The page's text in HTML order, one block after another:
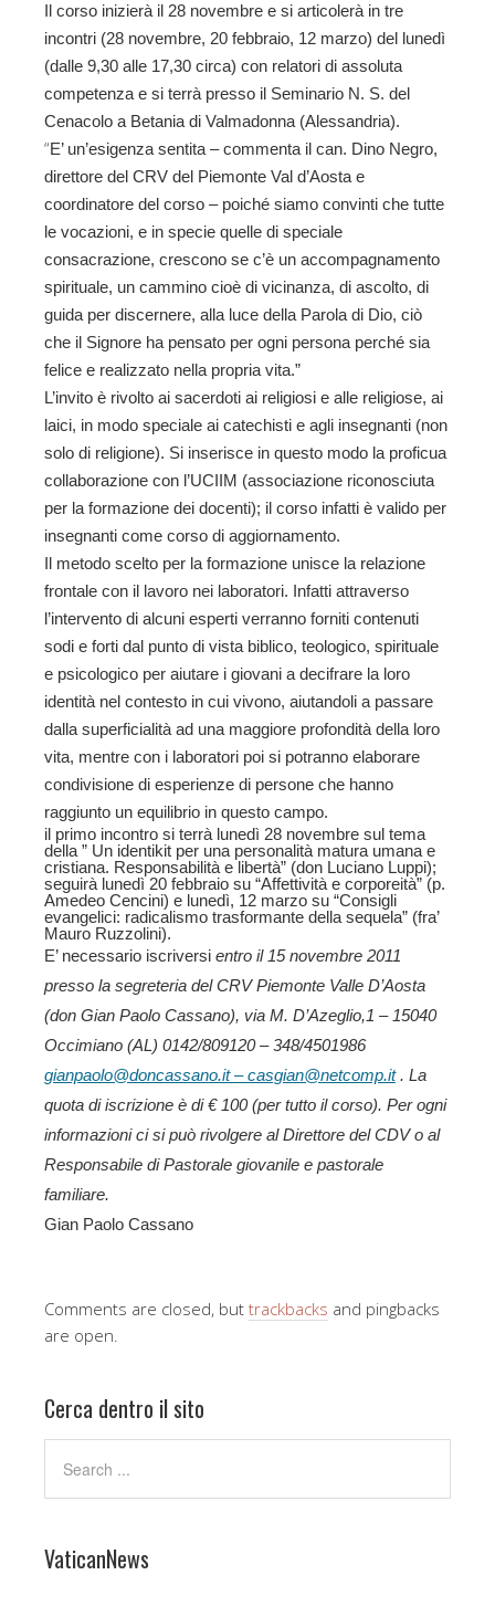
Il corso inizierà il 28 novembre e si articolerà in tre
incontri (28 novembre, 20 febbraio, 12 marzo) del lunedì
(dalle 9,30 alle 17,30 circa) con relatori di assoluta
competenza e si terrà presso il Seminario N. S. del
Cenacolo a Betania di Valmadonna (Alessandria).
“E’ un’esigenza sentita – commenta il can. Dino Negro,
direttore del CRV del Piemonte Val d’Aosta e
coordinatore del corso – poiché siamo convinti che tutte
le vocazioni, e in specie quelle di speciale
consacrazione, crescono se c’è un accompagnamento
spirituale, un cammino cioè di vicinanza, di ascolto, di
guida per discernere, alla luce della Parola di Dio, ciò
che il Signore ha pensato per ogni persona perché sia
felice e realizzato nella propria vita.”
L’invito è rivolto ai sacerdoti ai religiosi e alle religiose, ai
laici, in modo speciale ai catechisti e agli insegnanti (non
solo di religione). Si inserisce in questo modo la proficua
collaborazione con l’UCIIM (associazione riconosciuta
per la formazione dei docenti); il corso infatti è valido per
insegnanti come corso di aggiornamento.
Il metodo scelto per la formazione unisce la relazione
frontale con il lavoro nei laboratori. Infatti attraverso
l’intervento di alcuni esperti verranno forniti contenuti
sodi e forti dal punto di vista biblico, teologico, spirituale
e psicologico per aiutare i giovani a decifrare la loro
identità nel contesto in cui vivono, aiutandoli a passare
dalla superficialità ad una maggiore profondità della loro
vita, mentre con i laboratori poi si potranno elaborare
condivisione di esperienze di persone che hanno
raggiunto un equilibrio in questo campo.
il primo incontro si terrà lunedì 28 novembre sul tema
della ” Un identikit per una personalità matura umana e
cristiana. Responsabilità e libertà” (don Luciano Luppi);
seguirà lunedì 20 febbraio su “Affettività e corporeità” (p.
Amedeo Cencini) e lunedì, 12 marzo su “Consigli
evangelici: radicalismo trasformante della sequela” (fra’
Mauro Ruzzolini).
E’ necessario iscriversi entro il 15 novembre 2011
presso la segreteria del CRV Piemonte Valle D’Aosta
(don Gian Paolo Cassano), via M. D’Azeglio,1 – 15040
Occimiano (AL) 0142/809120 – 348/4501986
gianpaolo@doncassano.it–casgian@netcomp.it . La
quota di iscrizione è di € 100 (per tutto il corso). Per ogni
informazioni ci si può rivolgere al Direttore del CDV o al
Responsabile di Pastorale giovanile e pastorale
familiare.
Gian Paolo Cassano
Comments are closed, but trackbacks and pingbacks
are open.
Cerca dentro il sito
VaticanNews